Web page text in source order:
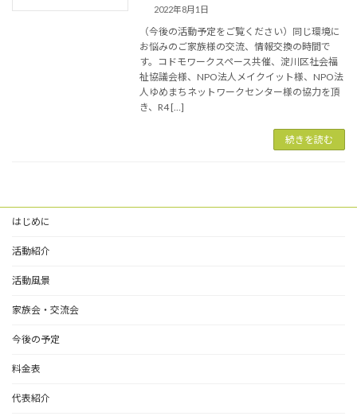
2022年8月1日
（今後の活動予定をご覧ください）同じ環境に
お悩みのご家族様の交流、情報交換の時間で
す。コドモワークスペース共催、淀川区社会福
祉協議会様、NPO法人メイクイット様、NPO法
人ゆめまちネットワークセンター様の協力を頂
き、R4 […]
続きを読む
はじめに
活動紹介
活動風景
家族会・交流会
今後の予定
料金表
代表紹介